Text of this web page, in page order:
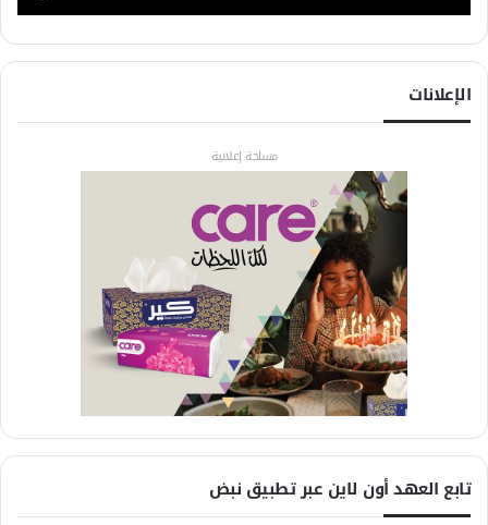
الإعلانات
مساحة إعلانية
تابع العهد أون لاين عبر تطبيق نبض